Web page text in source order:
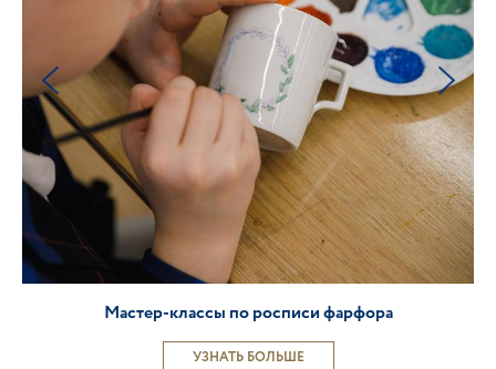
Мастер-классы по росписи фарфора
УЗНАТЬ БОЛЬШЕ